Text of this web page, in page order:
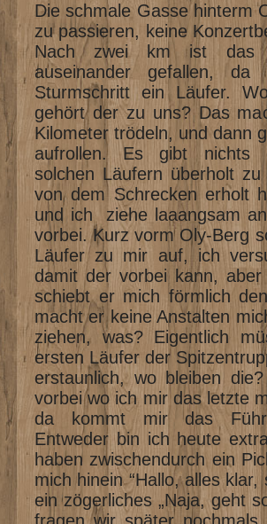
Die schmale Gasse hinterm
zu passieren, keine
Nach zwei km ist das
auseinander gefallen,
Sturmschritt ein Läufer.
gehört der zu uns? Das
Kilometer trödeln, und dann
aufrollen. Es gibt nichts
solchen Läufern überholt
von dem Schrecken erholt
und ich ziehe laaangsam
vorbei. Kurz vorm Oly-Berg
Läufer zu mir auf, ich
damit der vorbei kann,
schiebt er mich förmlich
macht er keine Anstalten
ziehen, was? Eigentlich
ersten Läufer der
erstaunlich, wo bleiben
vorbei wo ich mir das letzte
da kommt mir das
Entweder bin ich heute
haben zwischendurch ein
mich hinein “Hallo, alles
ein zögerliches „Naja, geht